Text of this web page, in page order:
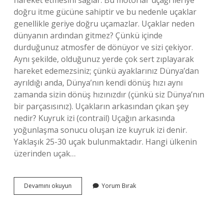
doğru itme gücüne sahiptir ve bu nedenle uçaklar
genellikle geriye doğru uçamazlar. Uçaklar neden
dünyanın ardından gitmez? Çünkü içinde
durduğunuz atmosfer de dönüyor ve sizi çekiyor.
Aynı şekilde, olduğunuz yerde çok sert zıplayarak
hareket edemezsiniz; çünkü ayaklarınız Dünya’dan
ayrıldığı anda, Dünya’nın kendi dönüş hızı aynı
zamanda sizin dönüş hızınızdır (çünkü siz Dünya’nın
bir parçasısınız). Uçakların arkasından çıkan şey
nedir? Kuyruk izi (contrail) Uçağın arkasında
yoğunlaşma sonucu oluşan ize kuyruk izi denir.
Yaklaşık 25-30 uçak bulunmaktadır. Hangi ülkenin
üzerinden uçak…
Devamını okuyun
Neden
Yorum Bırak